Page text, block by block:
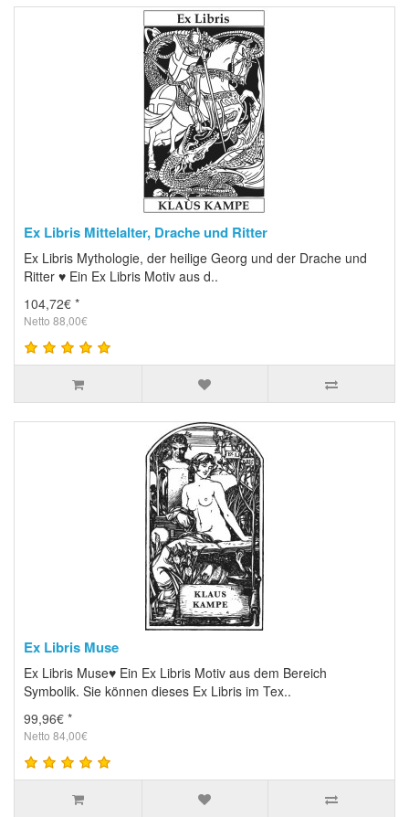
Ex Libris Mittelalter, Drache und Ritter
Ex Libris Mythologie, der heilige Georg und der Drache und
Ritter ♥ Ein Ex Libris Motiv aus d..
104,72€ *
Netto 88,00€
Ex Libris Muse
Ex Libris Muse♥ Ein Ex Libris Motiv aus dem Bereich
Symbolik. Sie können dieses Ex Libris im Tex..
99,96€ *
Netto 84,00€